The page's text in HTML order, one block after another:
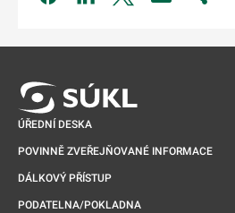
ÚŘEDNÍ DESKA
POVINNĚ ZVEŘEJŇOVANÉ INFORMACE
DÁLKOVÝ PŘÍSTUP
PODATELNA/POKLADNA